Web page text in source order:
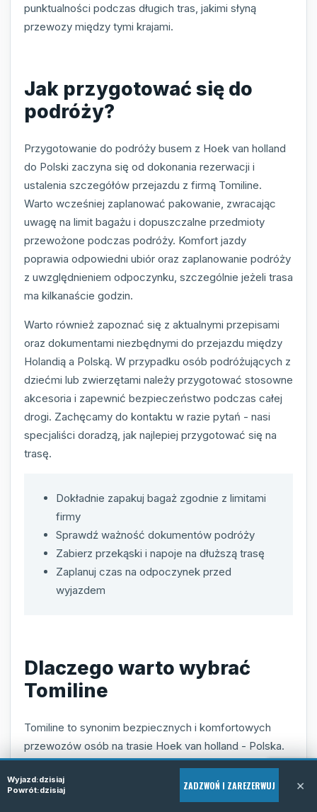
punktualności podczas długich tras, jakimi słyną
przewozy między tymi krajami.
Jak przygotować się do
podróży?
Przygotowanie do podróży busem z Hoek van holland
do Polski zaczyna się od dokonania rezerwacji i
ustalenia szczegółów przejazdu z firmą Tomiline.
Warto wcześniej zaplanować pakowanie, zwracając
uwagę na limit bagażu i dopuszczalne przedmioty
przewożone podczas podróży. Komfort jazdy
poprawia odpowiedni ubiór oraz zaplanowanie podróży
z uwzględnieniem odpoczynku, szczególnie jeżeli trasa
ma kilkanaście godzin.
Warto również zapoznać się z aktualnymi przepisami
oraz dokumentami niezbędnymi do przejazdu między
Holandią a Polską. W przypadku osób podróżujących z
dziećmi lub zwierzętami należy przygotować stosowne
akcesoria i zapewnić bezpieczeństwo podczas całej
drogi. Zachęcamy do kontaktu w razie pytań - nasi
specjaliści doradzą, jak najlepiej przygotować się na
trasę.
Dokładnie zapakuj bagaż zgodnie z limitami
firmy
Sprawdź ważność dokumentów podróży
Zabierz przekąski i napoje na dłuższą trasę
Zaplanuj czas na odpoczynek przed
wyjazdem
Dlaczego warto wybrać
Tomiline
Tomiline to synonim bezpiecznych i komfortowych
przewozów osób na trasie Hoek van holland - Polska.
Wyróżniamy się indywidualnym podejściem do
każdego klienta oraz dbałością o detale, które
wpływają na komfort i bezpieczeństwo podróży.
Wyjazd:dzisiaj
Powrót:dzisiaj ZADZWOŃ I ZAREZERWUJ ×